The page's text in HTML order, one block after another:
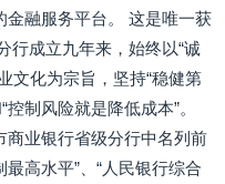
金融服务平台。 这是唯一获
行成立九年来，始终以“诚
文化为宗旨，坚持“稳健第
制风险就是降低成本”。
商业银行省级分行中名列前
最高水平”、“人民银行综合